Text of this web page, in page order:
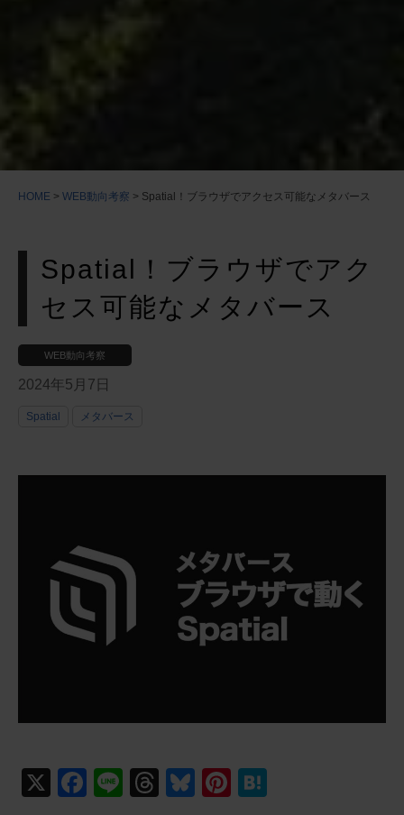
HOME > WEB動向考察 > Spatial！ブラウザでアクセス可能なメタバース
Spatial！ブラウザでアク
セス可能なメタバース
WEB動向考察
2024年5月7日
Spatial メタバース
X
F
Li
T
Bl
Pi